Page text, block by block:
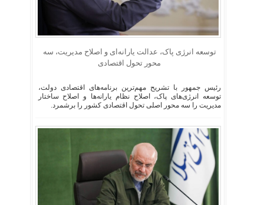
توسعه انرژی پاک، عدالت یارانه‌ای و اصلاح مدیریت، سه
محور تحول اقتصادی
رئیس جمهور با تشریح مهم‌ترین برنامه‌های اقتصادی دولت،
توسعه انرژی‌های پاک، اصلاح نظام یارانه‌ها و اصلاح ساختار
مدیریت را سه محور اصلی تحول اقتصادی کشور را برشمرد.